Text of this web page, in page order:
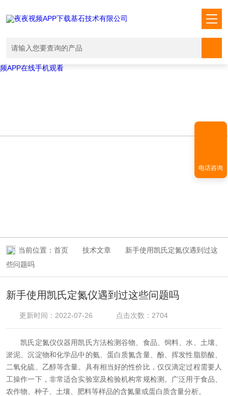
/www/wwwroot/T1.COM/func.phpon line
file_put_contents(./cachefile_yuan/shendoushi.net/cache/fd/da312/
failed to open stream: No such file or directory in
/www/wwwroot/T1.COM/func.php
夜夜视频APP下载,夜夜爽视频APP看片,夜夜夜风流视频下载APP,夜夜视
频APP在线手机观看
当前位置： 首页 技术文章
新手使用凯氏定氮仪遇到过这
些问题吗
新手使用凯氏定氮仪遇到过这些问题吗
更新时间：2022-07-26 点击次数：2704
凯氏定氮仪仪器用凯氏方法检测谷物、食品、饲料、水、土壤、
淤泥、沉淀物和化学品中的氨、蛋白质氮含量、酚、挥发性脂肪酸、
二氧化硫、乙醇等含量。具有相当好的性价比，仅仅滴定过程需要人
工操作一下，非常适合实验室及检验机构常规检测。广泛用于食品、
农作物、种子、土壤、肥料等样品的含氮量或蛋白质含量分析。
电话咨询